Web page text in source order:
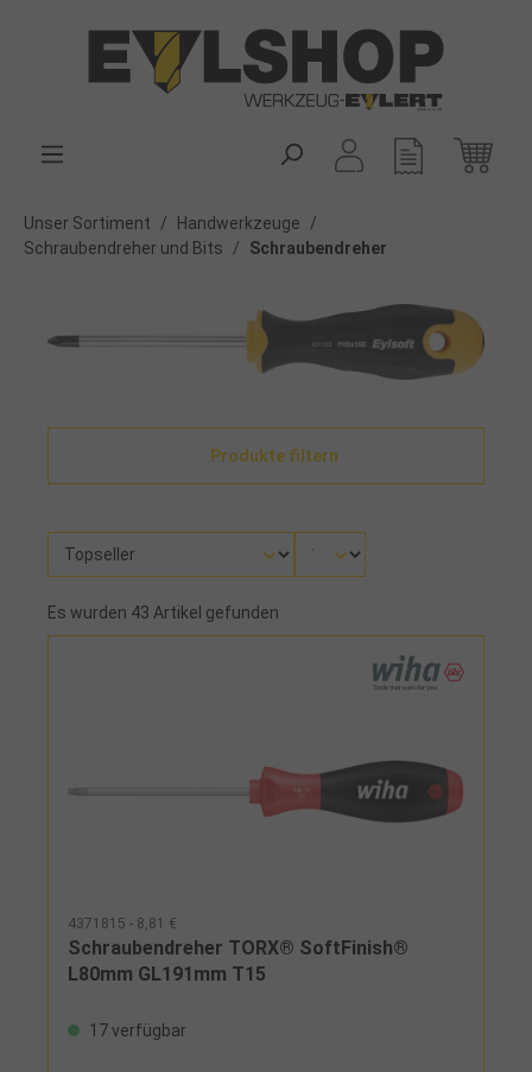
Unser Sortiment / Handwerkzeuge
/
Schraubendreher und Bits
/ Schraubendreher
Produkte filtern
Es wurden 43 Artikel gefunden
4371815 - 8,81 €
Schraubendreher TORX® SoftFinish®
L80mm GL191mm T15
17 verfügbar